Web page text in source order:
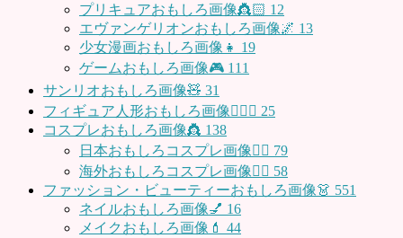
プリキュアおもしろ画像👸🏻 12
エヴァンゲリオンおもしろ画像🌌 13
少女漫画おもしろ画像👧 19
ゲームおもしろ画像🎮 111
サンリオおもしろ画像🧸 31
フィギュア人形おもしろ画像🧍🏼‍♂️ 25
コスプレおもしろ画像👸 138
日本おもしろコスプレ画像🧝‍♀️ 79
海外おもしろコスプレ画像🧝‍♂️ 58
ファッション・ビューティーおもしろ画像👗 551
ネイルおもしろ画像💅 16
メイクおもしろ画像💄 44